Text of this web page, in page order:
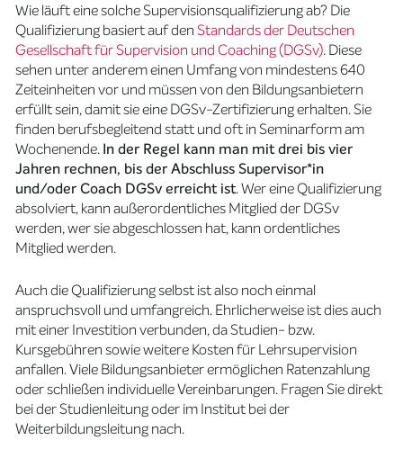
Wie läuft eine solche Supervisionsqualifizierung ab? Die
Qualifizierung basiert auf denStandards der Deutschen
Gesellschaft für Supervision und Coaching (DGSv). Diese
sehen unter anderem einen Umfang von mindestens 640
Zeiteinheiten vor und müssen von den Bildungsanbietern
erfüllt sein, damit sie eine DGSv-Zertifizierung erhalten. Sie
finden berufsbegleitend statt und oft in Seminarform am
Wochenende.In der Regel kann man mit drei bis vier
Jahren rechnen, bis der Abschluss Supervisor*in
und/oder Coach DGSv erreicht ist. Wer eine Qualifizierung
absolviert, kann außerordentliches Mitglied der DGSv
werden, wer sie abgeschlossen hat, kann ordentliches
Mitglied werden.
Auch die Qualifizierung selbst ist also noch einmal
anspruchsvoll und umfangreich. Ehrlicherweise ist dies auch
mit einer Investition verbunden, da Studien- bzw.
Kursgebühren sowie weitere Kosten für Lehrsupervision
anfallen. Viele Bildungsanbieter ermöglichen Ratenzahlung
oder schließen individuelle Vereinbarungen. Fragen Sie direkt
bei der Studienleitung oder im Institut bei der
Weiterbildungsleitung nach.